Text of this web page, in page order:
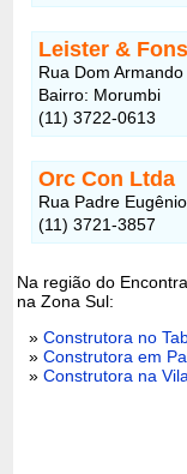
Leister &
Rua Dom
Bairro: Morumbi
(11) 3722-0613
Orc Con Ltda
Rua Padre
(11) 3721-3857
Na região do
na Zona Sul:
»Construtora no
»Construtora em
»Construtora na